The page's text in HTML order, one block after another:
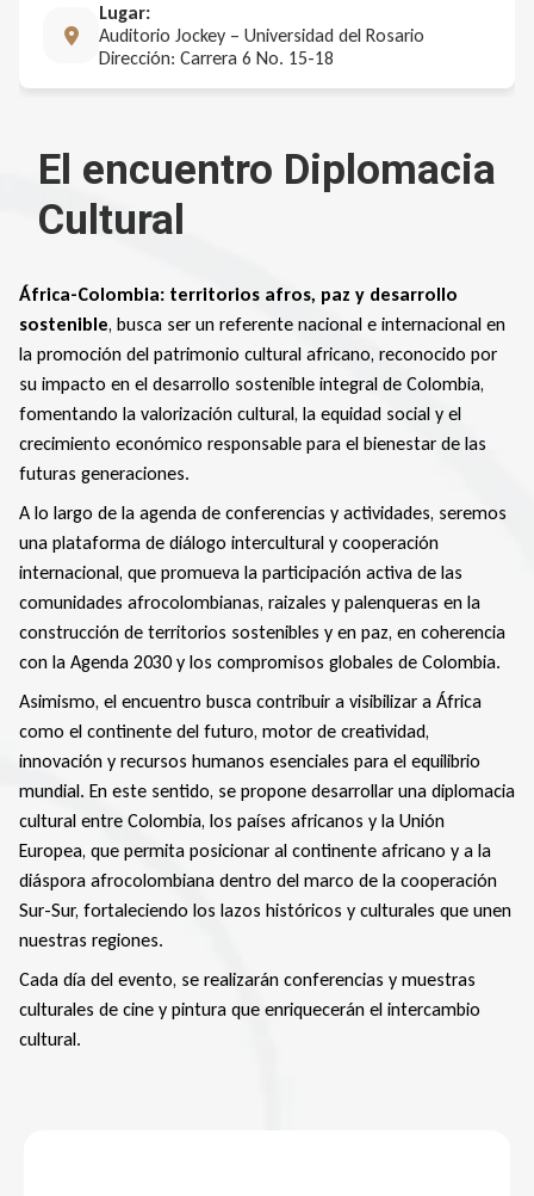
Lugar:
Auditorio Jockey – Universidad del Rosario
Dirección: Carrera 6 No. 15-18
El encuentro Diplomacia
Cultural
África-Colombia: territorios afros, paz y desarrollo
sostenible, busca ser un referente nacional e internacional en
la promoción del patrimonio cultural africano, reconocido por
su impacto en el desarrollo sostenible integral de Colombia,
fomentando la valorización cultural, la equidad social y el
crecimiento económico responsable para el bienestar de las
futuras generaciones.
A lo largo de la agenda de conferencias y actividades, seremos
una plataforma de diálogo intercultural y cooperación
internacional, que promueva la participación activa de las
comunidades afrocolombianas, raizales y palenqueras en la
construcción de territorios sostenibles y en paz, en coherencia
con la Agenda 2030 y los compromisos globales de Colombia.
Asimismo, el encuentro busca contribuir a visibilizar a África
como el continente del futuro, motor de creatividad,
innovación y recursos humanos esenciales para el equilibrio
mundial. En este sentido, se propone desarrollar una diplomacia
cultural entre Colombia, los países africanos y la Unión
Europea, que permita posicionar al continente africano y a la
diáspora afrocolombiana dentro del marco de la cooperación
Sur-Sur, fortaleciendo los lazos históricos y culturales que unen
nuestras regiones.
Cada día del evento, se realizarán conferencias y muestras
culturales de cine y pintura que enriquecerán el intercambio
cultural.